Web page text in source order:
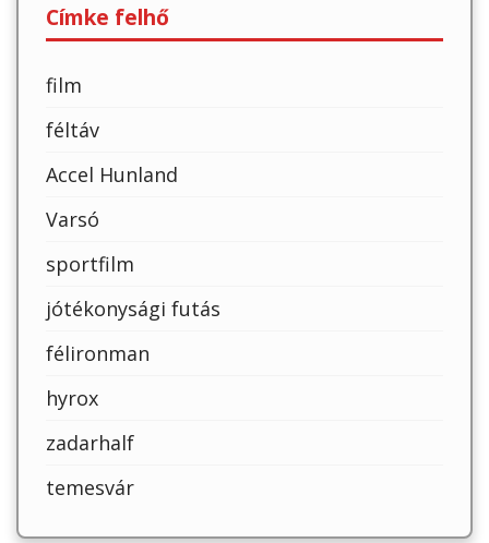
Címke felhő
film
féltáv
Accel Hunland
Varsó
sportfilm
jótékonysági futás
félironman
hyrox
zadarhalf
temesvár